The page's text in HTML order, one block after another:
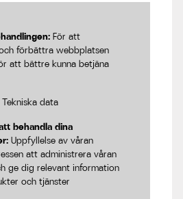
För att
förbättra webbplatsen
att bättre kunna betjäna
data
behandla dina
Uppfyllelse av våran
att administrera våran
ge dig relevant information
och tjänster